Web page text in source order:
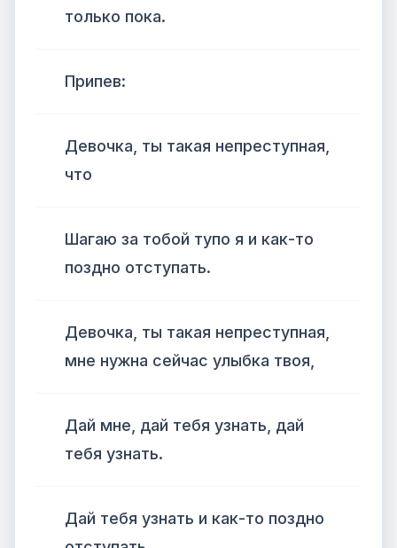
только пока.
Припев:
Девочка, ты такая непреступная,
что
Шагаю за тобой тупо я и как-то
поздно отступать.
Девочка, ты такая непреступная,
мне нужна сейчас улыбка твоя,
Дай мне, дай тебя узнать, дай
тебя узнать.
Дай тебя узнать и как-то поздно